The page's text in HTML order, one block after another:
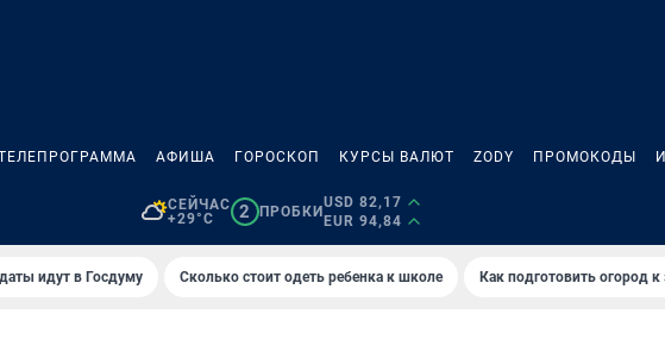
АФИША ГОРОСКОП КУРСЫ ВАЛЮТ ZODY ПРОМОКОДЫ
СЕЙЧАС
+29°C
2 ПРОБКИ
USD 82,17
EUR 94,84
идут в Госдуму Сколько стоит одеть ребенка к школе Как подготовить огород к